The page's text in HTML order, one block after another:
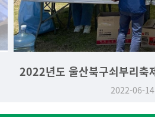
2022-06-14